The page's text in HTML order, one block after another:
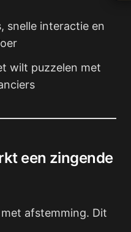
snelle interactie en
wilt puzzelen met
een zingende
afstemming. Dit